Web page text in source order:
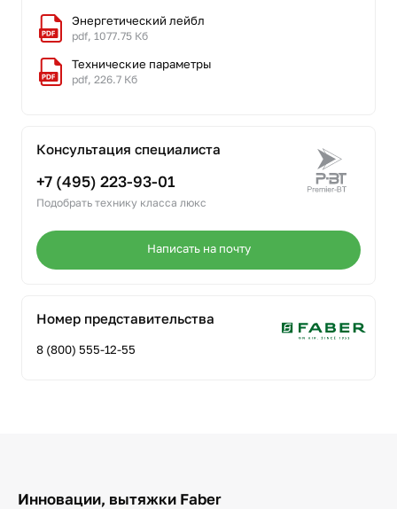
Энергетический лейбл
pdf, 1077.75 Кб
Технические параметры
pdf, 226.7 Кб
Консультация специалиста
+7 (495) 223-93-01
Подобрать технику класса люкс
Написать на почту
Номер представительства
8 (800) 555-12-55
Инновации, вытяжки Faber